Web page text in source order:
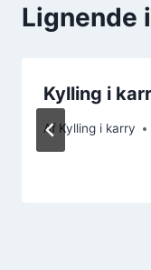
Lignende
Kylling i
Af Kylling i karry